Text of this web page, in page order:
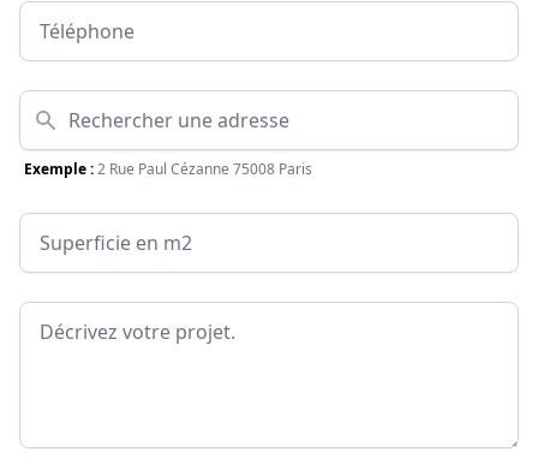
Téléphone
Adresse
Exemple :2 Rue Paul Cézanne 75008 Paris
Surface
Message